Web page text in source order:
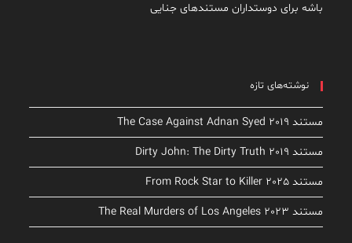
باشه برای دوستداران مستندهای جنایی
نوشته‌های تازه
مستند The Case Against Adnan Syed 2019
مستند Dirty John: The Dirty Truth 2019
مستند From Rock Star to Killer 2025
مستند The Real Murders of Los Angeles 2023